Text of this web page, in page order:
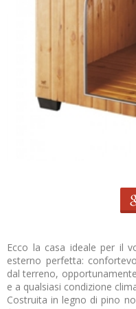
Ecco la casa ideale per il
esterno perfetta:
dal terreno,
e a qualsiasi condizione
Costruita in legno di pino